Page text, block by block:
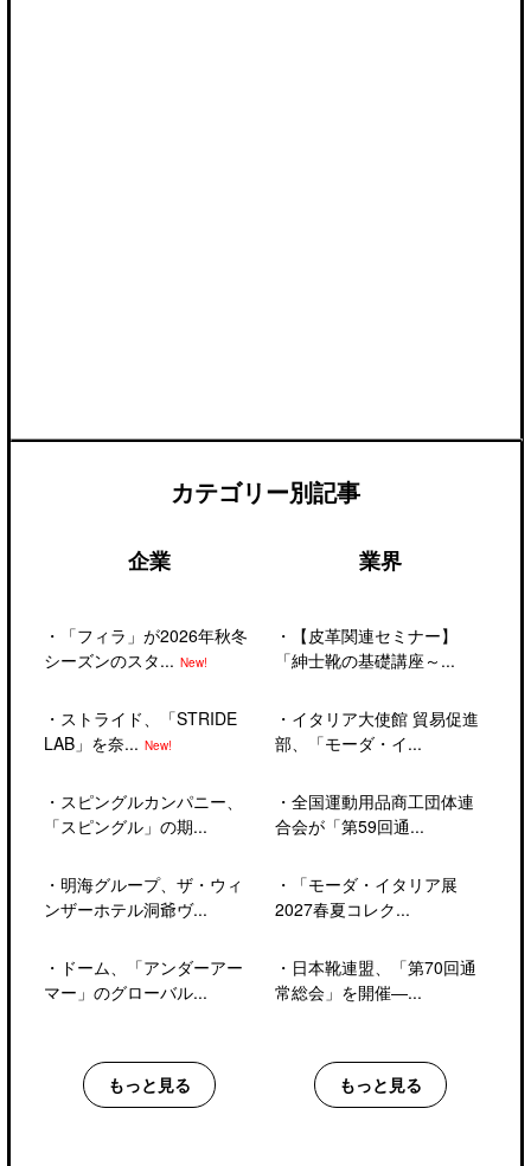
カテゴリー別記事
企業
・
「フィラ」が2026年秋冬
シーズンのスタ... New!
・ ストライド、「STRIDE
LAB」を奈... New!
・ スピングルカンパニー、
「スピングル」の期...
・ 明海グループ、ザ・ウィ
ンザーホテル洞爺ヴ...
・ ドーム、「アンダーアー
マー」のグローバル...
もっと見る
業界
・
【皮革関連セミナー】
「紳士靴の基礎講座～...
・ イタリア大使館 貿易促進
部、「モーダ・イ...
・ 全国運動用品商工団体連
合会が「第59回通...
・
「モーダ・イタリア展
2027春夏コレク...
・ 日本靴連盟、「第70回通
常総会」を開催―...
もっと見る